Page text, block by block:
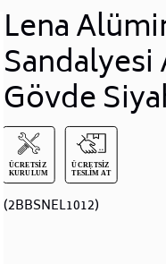
Lena
Gövde
(2BBSNEL1012)